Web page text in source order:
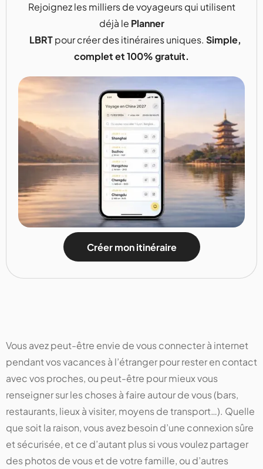
Rejoignez les milliers de voyageurs qui utilisent
déjà le Planner
LBRTpour créer des itinéraires uniques. Simple,
complet et 100% gratuit.
Créer mon itinéraire
Vous avez peut-être envie de vous connecter à internet
pendant vos vacances à l’étranger pour rester en contact
avec vos proches, ou peut-être pour mieux vous
renseigner sur les choses à faire autour de vous (bars,
restaurants, lieux à visiter, moyens de transport…). Quelle
que soit la raison, vous avez besoin d’une connexion sûre
et sécurisée, et ce d’autant plus si vous voulez partager
des photos de vous et de votre famille, ou d’autres